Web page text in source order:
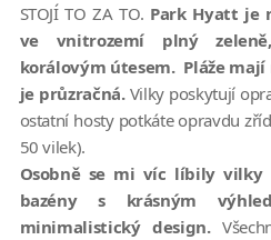
STOJÍ TO ZA TO. Park Hyatt je
ve vnitrozemí plný
korálovým útesem. Pláže
je průzračná. Vilky poskytují
ostatní hosty potkáte opravdu
50 vilek).
Osobně se mi víc líbily vilky
bazény s krásným
minimalistický design.